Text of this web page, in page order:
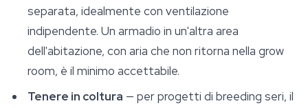
separata, idealmente con ventilazione
indipendente. Un armadio in un'altra area
dell'abitazione, con aria che non ritorna nella grow
room, è il minimo accettabile.
Tenere in coltura — per progetti di breeding seri, il